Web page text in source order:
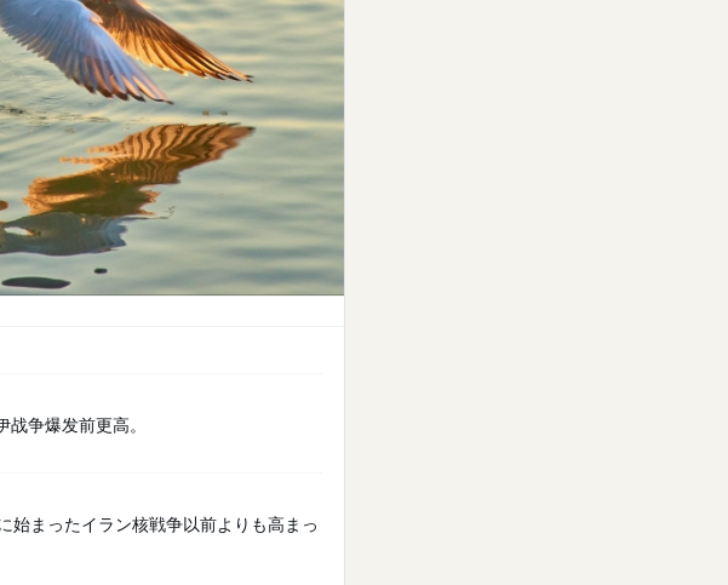
争爆发前更高。
始まったイラン核戦争以前よりも高まっ